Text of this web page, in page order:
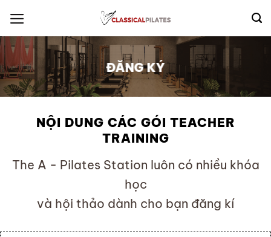
content
ĐĂNG KÝ
NỘI DUNG CÁC GÓI TEACHER
TRAINING
The A - Pilates Station luôn có nhiều khóa
học
và hội thảo dành cho bạn đăng kí